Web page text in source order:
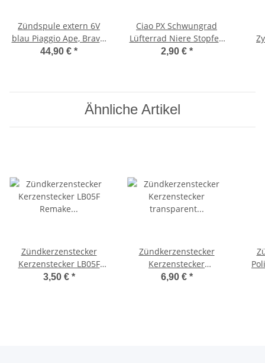
Zündspule extern 6V
blau Piaggio Ape, Bravo,
Boss, Ciao, Grillo -
44,90 € *
Ciao PX Schwungrad
Lüfterrad Niere Stopfen
ab`76 Polrad Gummi
2,90 € *
Ähnliche Artikel
Zündkerzenstecker
Kerzenstecker LB05F
Remake wasserdicht -
3,50 € *
Zündkerzenstecker
Kerzenstecker
transparent
6,90 € *